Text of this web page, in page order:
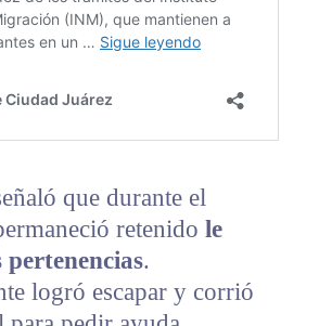
que durante el
retenido le
.
logró escapar y corrió